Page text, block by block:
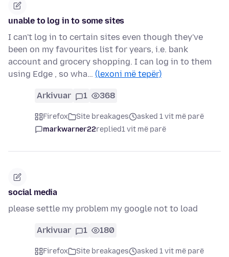
unable to log in to some sites
I can't log in to certain sites even though they've
been on my favourites list for years, i.e. bank
account and grocery shopping. I can log in to them
using Edge , so wha… (lexoni më tepër)
Arkivuar 1 368
Firefox Site breakages
asked 1 vit më parë
markwarner22replied1 vit më parë
social media
please settle my problem my google not to load
Arkivuar 1 180
Firefox Site breakages
asked 1 vit më parë